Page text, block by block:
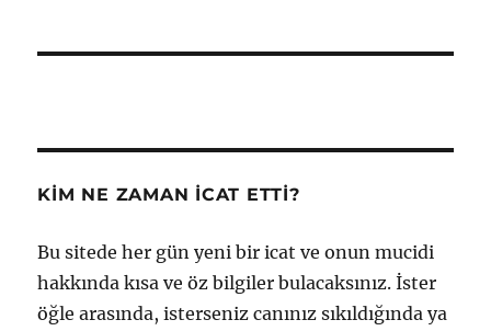
KIM NE ZAMAN İCAT ETTI?
Bu sitede her gün yeni bir icat ve onun mucidi
hakkında kısa ve öz bilgiler bulacaksınız. İster
öğle arasında, isterseniz canınız sıkıldığında ya